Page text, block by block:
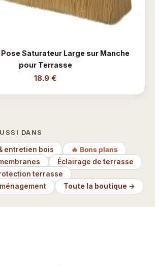
Saturateur Large sur Manche
pour Terrasse
18.9 €
DANS
entretien bois
🔥 Bons plans
Éclairage de terrasse
terrasse
Toute la boutique →